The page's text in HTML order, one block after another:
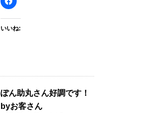
いいね:
ぽん助丸さん好調です！
byお客さん